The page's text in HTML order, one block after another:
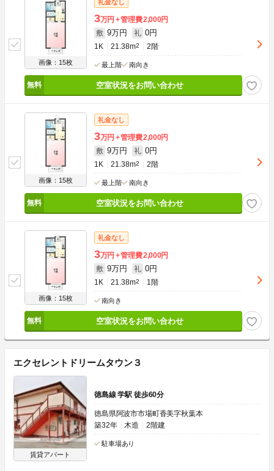
画像：15枚
礼金なし
3万円 管理費2,000円
敷 9万円 礼 0円
1K 21.38m2 2階
最上階 南向き
空室状況をお問い合わせ
画像：15枚
礼金なし
3万円 管理費2,000円
敷 9万円 礼 0円
1K 21.38m2 2階
最上階 南向き
空室状況をお問い合わせ
画像：15枚
礼金なし
3万円 管理費2,000円
敷 9万円 礼 0円
1K 21.38m2 1階
南向き
空室状況をお問い合わせ
エクセレントドリームタウン３
賃貸アパート
徳島線 学駅 徒歩60分
徳島県阿波市市場町香美字秋葉本
築32年
木造 2階建
駐車場あり